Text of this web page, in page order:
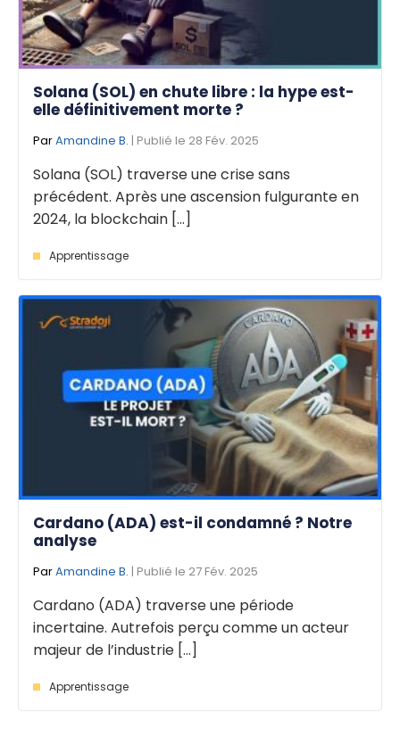
Solana (SOL) en chute libre : la hype est-
elle définitivement morte ?
ParAmandine B. | Publié le 28 Fév. 2025
Solana (SOL) traverse une crise sans
précédent. Après une ascension fulgurante en
2024, la blockchain [...]
Apprentissage
Cardano (ADA) est-il condamné ? Notre
analyse
ParAmandine B. | Publié le 27 Fév. 2025
Cardano (ADA) traverse une période
incertaine. Autrefois perçu comme un acteur
majeur de l’industrie [...]
Apprentissage